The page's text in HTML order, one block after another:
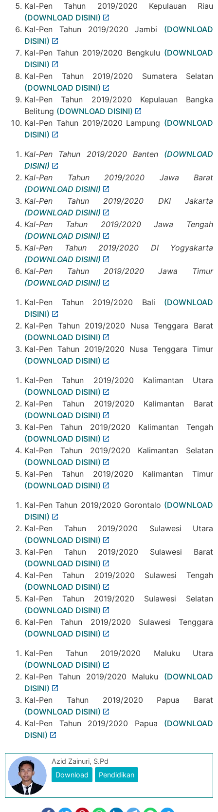
Kal-Pen Tahun 2019/2020 Kepulauan Riau
(DOWNLOAD DISINI)
Kal-Pen Tahun 2019/2020 Jambi (DOWNLOAD
DISINI)
Kal-Pen Tahun 2019/2020 Bengkulu (DOWNLOAD
DISINI)
Kal-Pen Tahun 2019/2020 Sumatera Selatan
(DOWNLOAD DISINI)
Kal-Pen Tahun 2019/2020 Kepulauan Bangka
Belitung (DOWNLOAD DISINI)
Kal-Pen Tahun 2019/2020 Lampung (DOWNLOAD
DISINI)
Kal-Pen Tahun 2019/2020 Banten (DOWNLOAD
DISINI)
Kal-Pen Tahun 2019/2020 Jawa Barat
(DOWNLOAD DISINI)
Kal-Pen Tahun 2019/2020 DKI Jakarta
(DOWNLOAD DISINI)
Kal-Pen Tahun 2019/2020 Jawa Tengah
(DOWNLOAD DISINI)
Kal-Pen Tahun 2019/2020 DI Yogyakarta
(DOWNLOAD DISINI)
Kal-Pen Tahun 2019/2020 Jawa Timur
(DOWNLOAD DISINI)
Kal-Pen Tahun 2019/2020 Bali (DOWNLOAD
DISINI)
Kal-Pen Tahun 2019/2020 Nusa Tenggara Barat
(DOWNLOAD DISINI)
Kal-Pen Tahun 2019/2020 Nusa Tenggara Timur
(DOWNLOAD DISINI)
Kal-Pen Tahun 2019/2020 Kalimantan Utara
(DOWNLOAD DISINI)
Kal-Pen Tahun 2019/2020 Kalimantan Barat
(DOWNLOAD DISINI)
Kal-Pen Tahun 2019/2020 Kalimantan Tengah
(DOWNLOAD DISINI)
Kal-Pen Tahun 2019/2020 Kalimantan Selatan
(DOWNLOAD DISINI)
Kal-Pen Tahun 2019/2020 Kalimantan Timur
(DOWNLOAD DISINI)
Kal-Pen Tahun 2019/2020 Gorontalo (DOWNLOAD
DISINI)
Kal-Pen Tahun 2019/2020 Sulawesi Utara
(DOWNLOAD DISINI)
Kal-Pen Tahun 2019/2020 Sulawesi Barat
(DOWNLOAD DISINI)
Kal-Pen Tahun 2019/2020 Sulawesi Tengah
(DOWNLOAD DISINI)
Kal-Pen Tahun 2019/2020 Sulawesi Selatan
(DOWNLOAD DISINI)
Kal-Pen Tahun 2019/2020 Sulawesi Tenggara
(DOWNLOAD DISINI)
Kal-Pen Tahun 2019/2020 Maluku Utara
(DOWNLOAD DISINI)
Kal-Pen Tahun 2019/2020 Maluku (DOWNLOAD
DISINI)
Kal-Pen Tahun 2019/2020 Papua Barat
(DOWNLOAD DISINI)
Kal-Pen Tahun 2019/2020 Papua (DOWNLOAD
DISNI)
Azid Zainuri, S.Pd
Download
Pendidikan